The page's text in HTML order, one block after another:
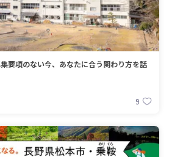
要項のない今、あなたに合う関わり方を話
9